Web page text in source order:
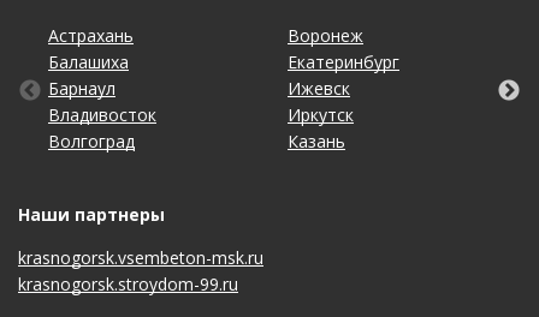
Астрахань
Балашиха
Барнаул
Владивосток
Волгоград
Воронеж
Екатеринбург
Ижевск
Иркутск
Казань
Калининград
Кемерово
Киров
Краснодар
Красноярск
Липецк
Махачкала
Москва
Набережные Челны
Нижний Новгород
Новосибирск
Омск
Оренбург
Пенза
Пермь
Ростов-на-Дону
Рязань
Самара
Санкт-Петербург
Саратов
Ставрополь
Тольятти
Томск
Тула
Тюмень
Ульяновск
Уфа
Хабаровск
Чебоксары
Челябинск
Ярославль
Наши партнеры
krasnogorsk.vsembeton-msk.ru
krasnogorsk.stroydom-99.ru